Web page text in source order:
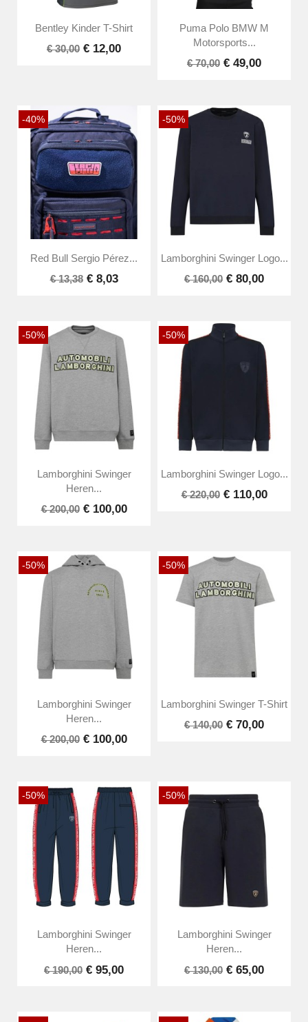
Bentley Kinder T-Shirt
€ 30,00 € 12,00
Puma Polo BMW M
Motorsports...
€ 70,00 € 49,00
-40%
Red Bull Sergio Pérez...
€ 13,38 € 8,03
-50%
Lamborghini Swinger Logo...
€ 160,00 € 80,00
-50%
Lamborghini Swinger
Heren...
€ 200,00 € 100,00
-50%
Lamborghini Swinger Logo...
€ 220,00 € 110,00
-50%
Lamborghini Swinger
Heren...
€ 200,00 € 100,00
-50%
Lamborghini Swinger T-Shirt
€ 140,00 € 70,00
-50%
Lamborghini Swinger
Heren...
€ 190,00 € 95,00
-50%
Lamborghini Swinger
Heren...
€ 130,00 € 65,00